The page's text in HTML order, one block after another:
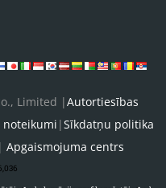
Limited |Autortiesības
noteikumi |Sīkdatņu politika
| Apgaismojuma centrs